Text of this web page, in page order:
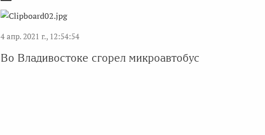
4 апр. 2021 г., 12:54:54
Во Владивостоке сгорел микроавтобус